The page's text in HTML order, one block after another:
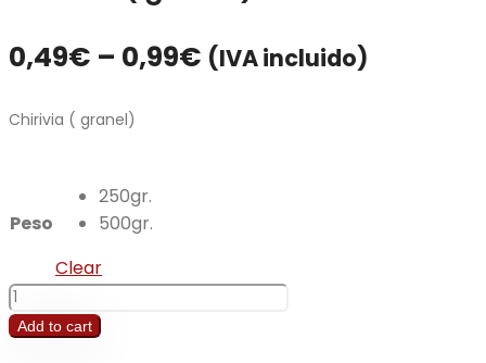
0,49€ – 0,99€ (IVA incluido)
Chirivia ( granel)
Peso
250gr.
500gr.
Clear
Chirivia
(Add to cart